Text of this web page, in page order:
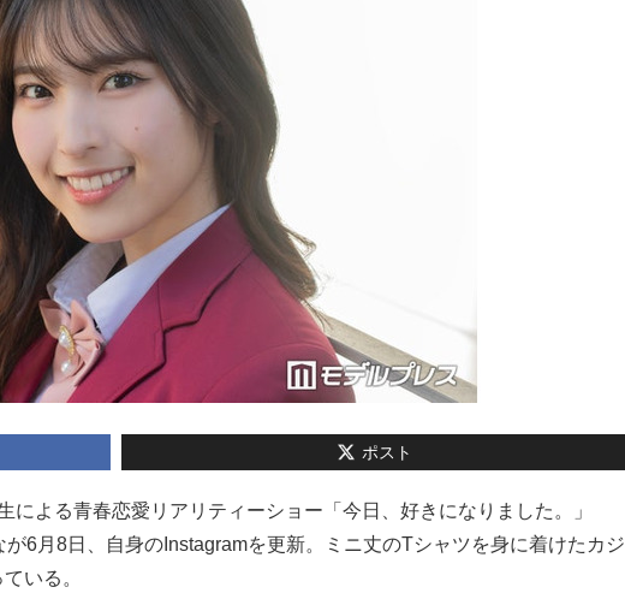
ポスト
による青春恋愛リアリティーショー「今日、好きになりました。」
6月8日、自身のInstagramを更新。ミニ丈のTシャツを身に着けたカジ
いる。